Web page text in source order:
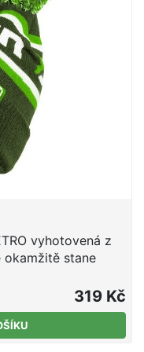
se ideálně hodí i
běžné nošení.
vyhotovená z
okamžitě stane
a retro design s
hned na první
podzimní a zimní
na svahu a při
319 Kč